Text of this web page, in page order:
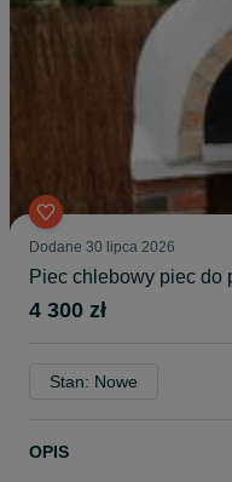
Dodane 30 lipca 2026
Piec chlebowy piec do
4 300 zł
Stan: Nowe
OPIS